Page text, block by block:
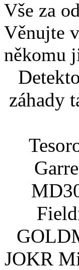
Vše za
Věnujte
někomu
záhady
JOKR